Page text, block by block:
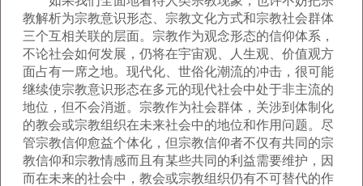
教解析为宗教意识形态、宗教文化方式和宗教社会群体
三个互相关联的层面。宗教作为观念形态的信仰体系，
不论社会如何发展，仍将在宇宙观、人生观、价值观方
面占有一席之地。现代化、世俗化潮流的冲击，很可能
继续使宗教意识形态在多元的现代社会中处于非主流的
地位，但不会消逝。宗教作为社会群体，关涉到体制化
的教会或宗教组织在未来社会中的地位和作用问题。尽
管宗教信仰愈益个体化，但宗教信仰者不仅有共同的宗
教信仰和宗教情感而且有某些共同的利益需要维护，因
而在未来的社会中，教会或宗教组织仍有不可替代的作